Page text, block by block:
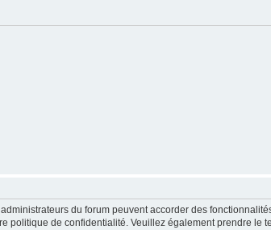
du forum peuvent accorder des
politique de confidentialité. Veuillez également prendre le